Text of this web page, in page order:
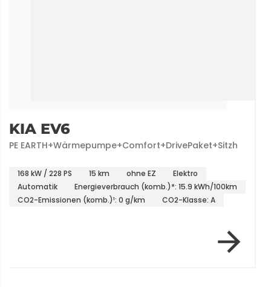
KIA EV6
PE EARTH+Wärmepumpe+Comfort+DrivePaket+Sitzh
168 kW / 228 PS 15 km ohne EZ
Elektro
Automatik
Energieverbrauch (komb.)*: 15.9 kWh/100km
CO2-Emissionen (komb.)¹: 0 g/km
CO2-Klasse: A